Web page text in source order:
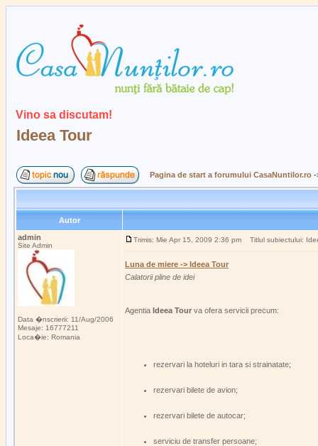
Vino sa discutam!
Ideea Tour
Pagina de start a forumului CasaNuntilor.ro
Autor
admin
Site Admin
Data �nscrierii: 11/Aug/2006
Mesaje: 16777211
Loca�ie: Romania
Trimis: Mie Apr 15, 2009 2:36 pm Titlul subiectului:
Luna de miere -> Ideea Tour
Calatorii pline de idei
Agentia Ideea Tour va ofera servicii precum:
rezervari la hoteluri in tara si strainatate;
rezervari bilete de avion;
rezervari bilete de autocar;
serviciu de transfer persoane;